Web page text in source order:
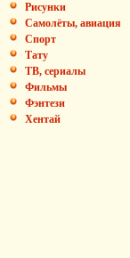
Рисунки
Самолёты, авиация
Спорт
Тату
ТВ, сериалы
Фильмы
Фэнтези
Хентай